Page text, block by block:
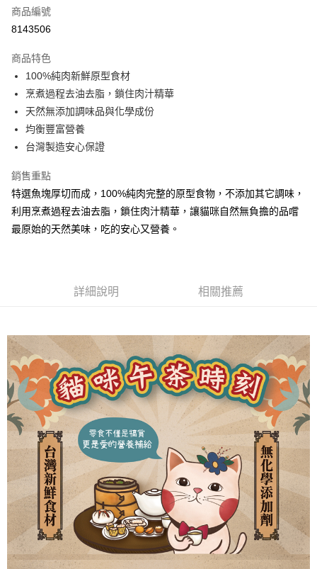
LINE Pay
運送方式
宅配
每筆NT$100，滿NT$888(含以上)免運費
商品編號
8143506
商品特色
100%純肉新鮮原型食材
烹煮過程去油去脂，鎖住肉汁精華
天然無添加調味品與化學成份
均衡豐富營養
台灣製造安心保證
銷售重點
特選魚塊厚切而成，100%純肉完整的原型食物，不添加其它調味，
利用烹煮過程去油去脂，鎖住肉汁精華，讓貓咪自然無負擔的品嚐
最原始的天然美味，吃的安心又營養。
詳細說明 相關推薦